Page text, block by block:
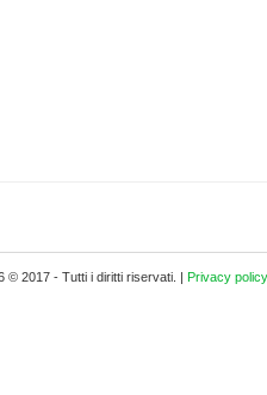
© 2017 - Tutti i diritti riservati. | Privacy policy